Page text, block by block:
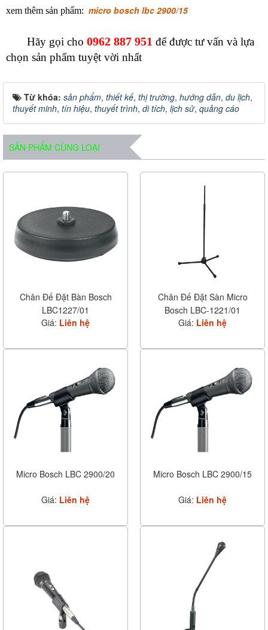
xem thêm sản phẩm: micro bosch lbc 2900/15
Hãy gọi cho 0962 887 951 để được tư vấn và lựa
chọn sản phẩm tuyệt vời nhất
Từ khóa: sản phẩm, thiết kế, thị trường, hướng dẫn, du lịch,
thuyết minh, tín hiệu, thuyết trình, di tích, lịch sử, quảng cáo
SẢN PHẨM CÙNG LOẠI
Chân Đế Đặt Bàn Bosch
LBC1227/01
Giá: Liên hệ
Chân Đế Đặt Sàn Micro
Bosch LBC-1221/01
Giá: Liên hệ
Micro Bosch LBC 2900/20
Giá: Liên hệ
Micro Bosch LBC 2900/15
Giá: Liên hệ